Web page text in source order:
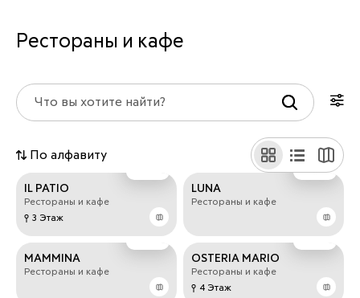
Рестораны и кафе
По алфавиту
IL PATIO
Рестораны и кафе
3 Этаж
LUNA
Рестораны и кафе
MAMMINA
Рестораны и кафе
OSTERIA MARIO
Рестораны и кафе
4 Этаж